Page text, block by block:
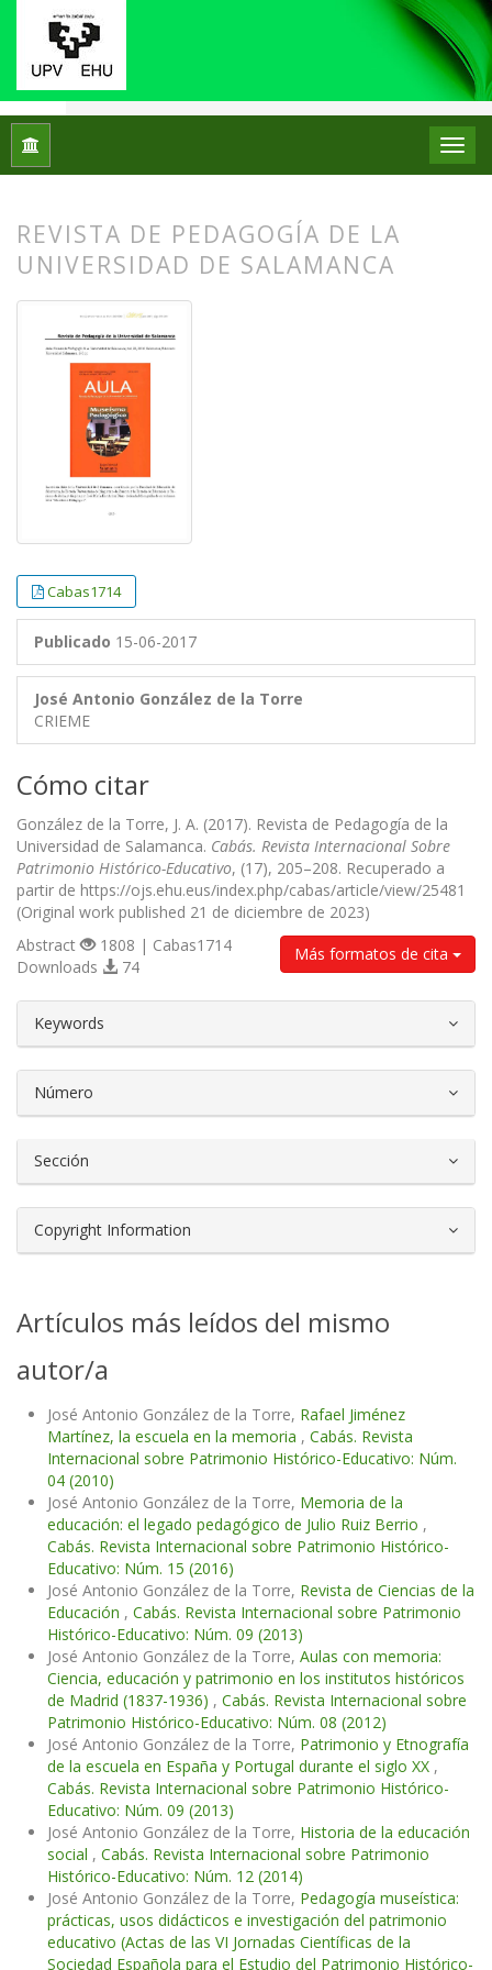
Inicio Reseñas bibliográficas
REVISTA DE PEDAGOGÍA DE LA
UNIVERSIDAD DE SALAMANCA
Cabas1714
Publicado 15-06-2017
José Antonio González de la Torre
CRIEME
Cómo citar
González de la Torre, J. A. (2017). Revista de Pedagogía de la
Universidad de Salamanca. Cabás. Revista Internacional Sobre
Patrimonio Histórico-Educativo, (17), 205–208. Recuperado a
partir de https://ojs.ehu.eus/index.php/cabas/article/view/25481
(Original work published 21 de diciembre de 2023)
Más formatos de cita
Abstract
1808 | Cabas1714
Downloads
74
Keywords
Número
Sección
Copyright Information
Artículos más leídos del mismo
autor/a
José Antonio González de la Torre, Rafael Jiménez
Martínez, la escuela en la memoria , Cabás. Revista
Internacional sobre Patrimonio Histórico-Educativo: Núm.
04 (2010)
José Antonio González de la Torre, Memoria de la
educación: el legado pedagógico de Julio Ruiz Berrio ,
Cabás. Revista Internacional sobre Patrimonio Histórico-
Educativo: Núm. 15 (2016)
José Antonio González de la Torre, Revista de Ciencias de la
Educación , Cabás. Revista Internacional sobre Patrimonio
Histórico-Educativo: Núm. 09 (2013)
José Antonio González de la Torre, Aulas con memoria:
Ciencia, educación y patrimonio en los institutos históricos
de Madrid (1837-1936) , Cabás. Revista Internacional sobre
Patrimonio Histórico-Educativo: Núm. 08 (2012)
José Antonio González de la Torre, Patrimonio y Etnografía
de la escuela en España y Portugal durante el siglo XX ,
Cabás. Revista Internacional sobre Patrimonio Histórico-
Educativo: Núm. 09 (2013)
José Antonio González de la Torre, Historia de la educación
social , Cabás. Revista Internacional sobre Patrimonio
Histórico-Educativo: Núm. 12 (2014)
José Antonio González de la Torre, Pedagogía museística:
prácticas, usos didácticos e investigación del patrimonio
educativo (Actas de las VI Jornadas Científicas de la
Sociedad Española para el Estudio del Patrimonio Histórico-